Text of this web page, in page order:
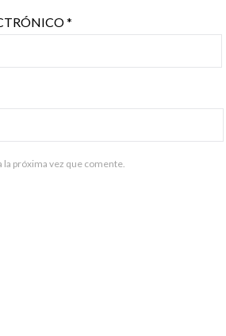
*
próxima vez que comente.